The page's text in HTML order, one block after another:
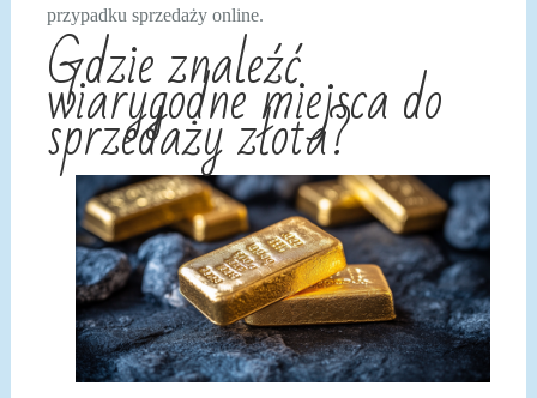
przypadku sprzedaży online.
Gdzie znaleźć
wiarygodne miejsca do
sprzedaży złota?